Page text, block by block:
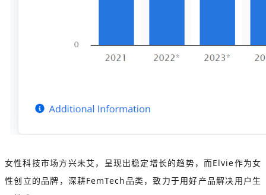
女性科技市场方兴未艾，呈现出稳定增长的趋势，而Elvie作为女
性创立的品牌，深耕FemTech品类，致力于用好产品解决用户生